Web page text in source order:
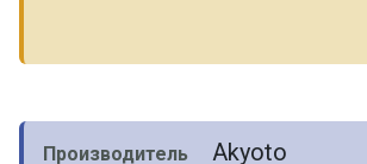
Производитель Akyoto